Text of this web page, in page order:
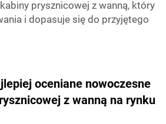
prysznicowej z wanną, który
i dopasuje się do przyjętego
oceniane nowoczesne
z wanną na rynku